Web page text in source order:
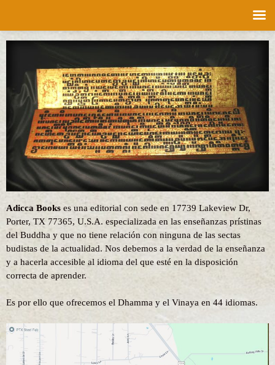
Adicca Books es una editorial con sede en 17739 Lakeview Dr,
Porter, TX 77365, U.S.A. especializada en las enseñanzas prístinas
del Buddha y que no tiene relación con ninguna de las sectas
budistas de la actualidad. Nos debemos a la verdad de la enseñanza
y a hacerla accesible al idioma del que esté en la disposición
correcta de aprender.
Es por ello que ofrecemos el Dhamma y el Vinaya en 44 idiomas.